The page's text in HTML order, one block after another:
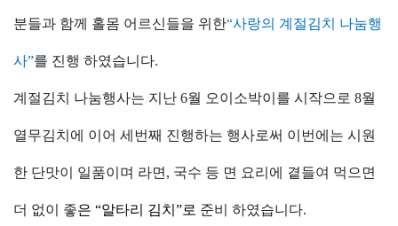
분들과 함께 홀몸 어르신들을 위한“사랑의 계절김치 나눔행
사”를 진행 하였습니다.
계절김치 나눔행사는 지난 6월 오이소박이를 시작으로 8월
열무김치에 이어 세번째 진행하는 행사로써 이번에는 시원
한 단맛이 일품이며 라면 , 국수 등 면 요리에 곁들여 먹으면
더 없이 좋은 “알타리 김치”로 준비 하였습니다.